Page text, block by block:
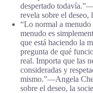
despertado
revela sobre el
“Lo normal a
menudo es
que está haciendo la
pregunta de qué
real. Importa que las
consideradas y
mismo.”―Angela
sobre el deseo, la